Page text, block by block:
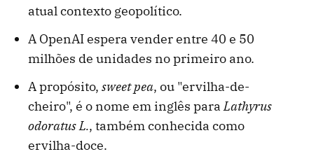
atual contexto geopolítico.
A OpenAI espera vender entre 40 e 50
milhões de unidades no primeiro ano.
A propósito, sweet pea, ou "ervilha-de-
cheiro", é o nome em inglês paraLathyrus
odoratus L., também conhecida como
ervilha-doce.